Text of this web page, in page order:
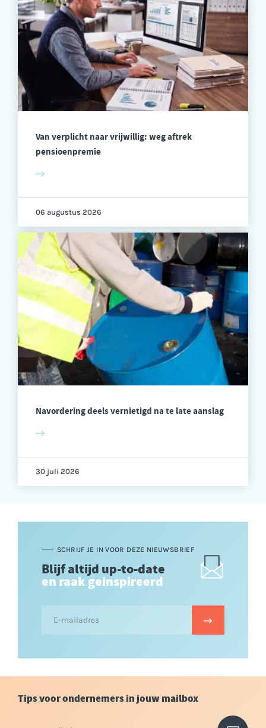
Van verplicht naar vrijwillig: weg aftrek
pensioenpremie
06 augustus 2026
Navordering deels vernietigd na te late aanslag
30 juli 2026
SCHRIJF JE IN VOOR DEZE NIEUWSBRIEF
Blijf altijd up-to-date
en raak geinspireerd
Tips voor ondernemers in jouw mailbox